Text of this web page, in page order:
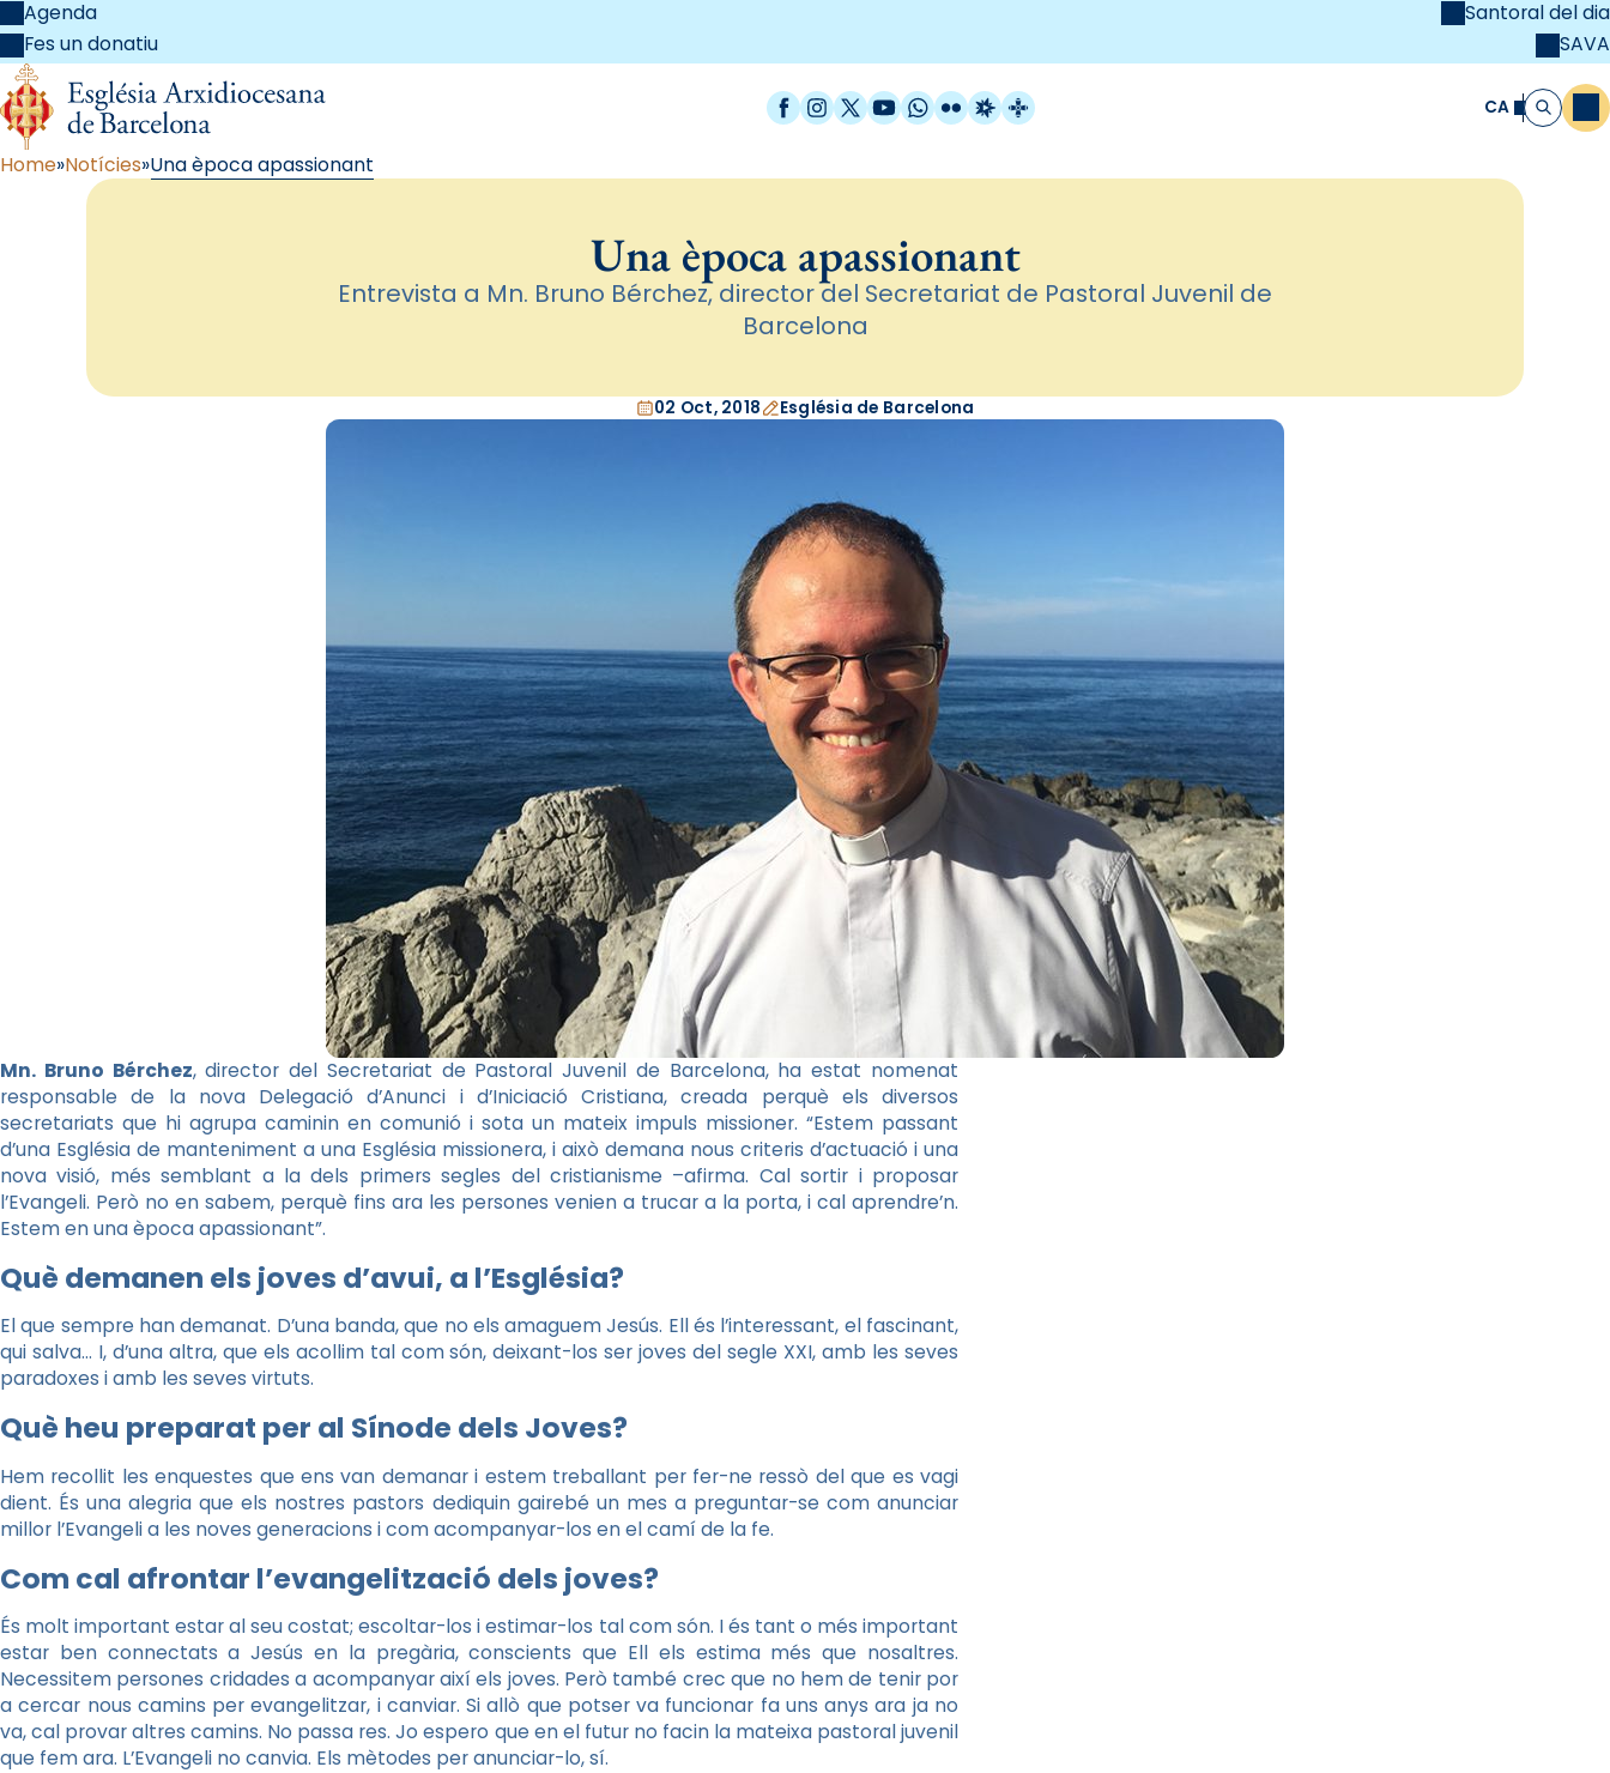
Agenda
Fes un donatiu
Santoral del dia
SAVA
Facebook
Instagram
X / Twitter
YouTube
WhatsApp
FlickrRadio Estel
Catalunya Cristiana CA Cerca
Home Notícies Una època apassionant
Una època apassionant
Entrevista a Mn. Bruno Bérchez, director del Secretariat de Pastoral Juvenil de
Barcelona
02 Oct, 2018 Església de Barcelona
Mn. Bruno Bérchez, director del Secretariat de Pastoral Juvenil de Barcelona, ha estat nomenat
responsable de la nova Delegació d’Anunci i d’Iniciació Cristiana, creada perquè els diversos
secretariats que hi agrupa caminin en comunió i sota un mateix impuls missioner. “Estem passant
d’una Església de manteniment a una Església missionera, i això demana nous criteris d’actuació i una
nova visió, més semblant a la dels primers segles del cristianisme –afirma. Cal sortir i proposar
l’Evangeli. Però no en sabem, perquè fins ara les persones venien a trucar a la porta, i cal aprendre’n.
Estem en una època apassionant”.
Què demanen els joves d’avui, a l’Església?
El que sempre han demanat. D’una banda, que no els amaguem Jesús. Ell és l’interessant, el fascinant,
qui salva… I, d’una altra, que els acollim tal com són, deixant-los ser joves del segle XXI, amb les seves
paradoxes i amb les seves virtuts.
Què heu preparat per al Sínode dels Joves?
Hem recollit les enquestes que ens van demanar i estem treballant per fer-ne ressò del que es vagi
dient. És una alegria que els nostres pastors dediquin gairebé un mes a preguntar-se com anunciar
millor l’Evangeli a les noves generacions i com acompanyar-los en el camí de la fe.
Com cal afrontar l’evangelització dels joves?
És molt important estar al seu costat; escoltar-los i estimar-los tal com són. I és tant o més important
estar ben connectats a Jesús en la pregària, conscients que Ell els estima més que nosaltres.
Necessitem persones cridades a acompanyar així els joves. Però també crec que no hem de tenir por
a cercar nous camins per evangelitzar, i canviar. Si allò que potser va funcionar fa uns anys ara ja no
va, cal provar altres camins. No passa res. Jo espero que en el futur no facin la mateixa pastoral juvenil
que fem ara. L’Evangeli no canvia. Els mètodes per anunciar-lo, sí.